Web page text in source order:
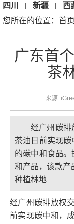
四川 | 新疆 | 西
您所在的位置： 首页
广东首
茶
来源:
经广州碳排
茶油日前实现
的碳中和食品
和产品，该款产
种植林地
经广州碳排放权
前实现碳中和，